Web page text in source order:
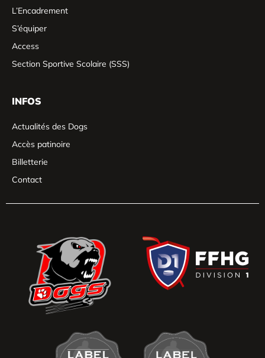
L’Encadrement
S’équiper
Access
Section Sportive Scolaire (SSS)
INFOS
Actualités des Dogs
Accès patinoire
Billetterie
Contact